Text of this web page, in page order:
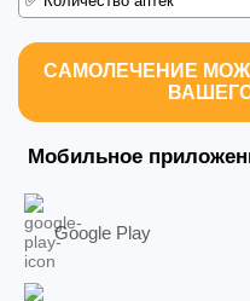
САМОЛЕЧЕНИЕ
Мобильное
Google Play